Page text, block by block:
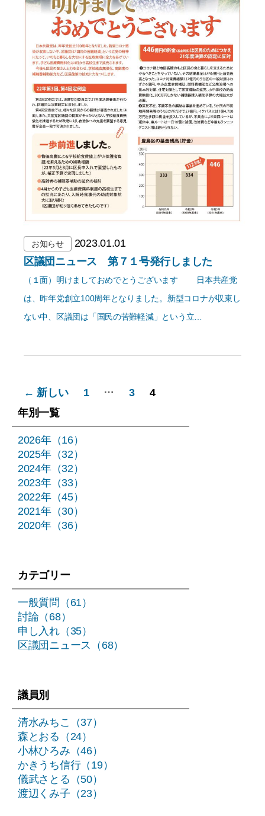
お知らせ
2023.01.01
区議団ニュース 第７１号発行しました
（１面）明けましておめでとうございます 日本共産党
は、昨年党創立100周年となりました。新型コロナが収束し
ない中、区議団は「国民の苦難軽減」という立…
投
稿
の
ペ
ー
ジ
送
← 新しい 1 … 3
4
年別一覧
2026年（16）
2025年（32）
2024年（32）
2023年（33）
2022年（45）
2021年（30）
2020年（36）
カテゴリー
一般質問（61）
討論（68）
申し入れ（35）
区議団ニュース（68）
議員別
清水みちこ（37）
森とおる（24）
小林ひろみ（46）
かきうち信行（19）
儀武さとる（50）
渡辺くみ子（23）